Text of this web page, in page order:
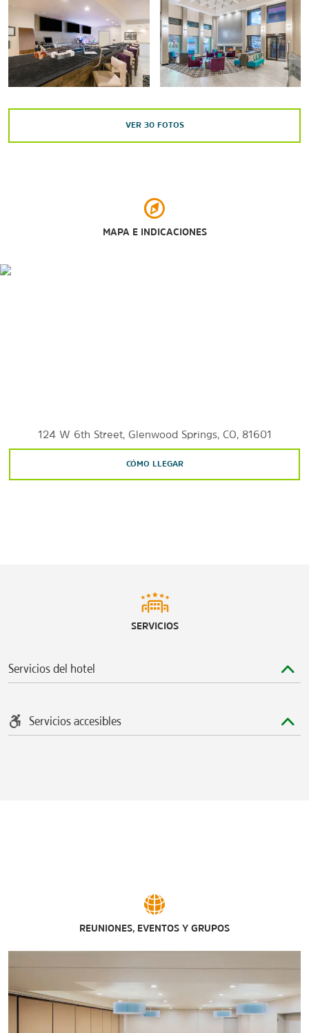
Frontier Historical Society and Museum
Points of Interest
Colorado Mountain College
Glenwood Vaudeville Revue
VER 30FOTOS
MAPA E INDICACIONES
124 W 6th Street, Glenwood Springs, CO, 81601
CÓMO LLEGAR
SERVICIOS
Servicios del hotel
Servicios accesibles
REUNIONES, EVENTOS Y GRUPOS